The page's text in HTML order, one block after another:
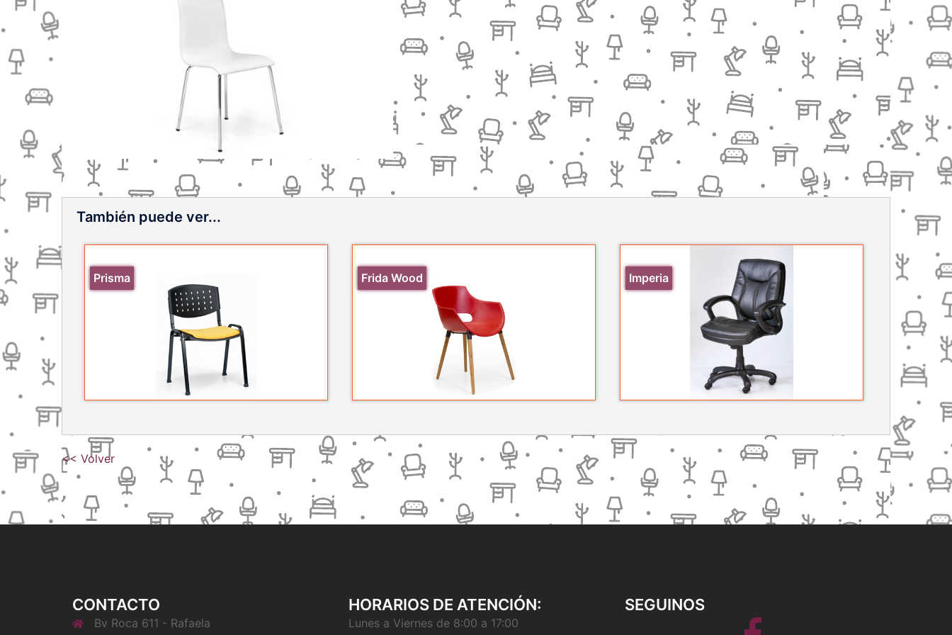
También puede ver...
Prisma Frida Wood Imperia
<< Volver
CONTACTO
Bv Roca 611 - Rafaela
HORARIOS DE ATENCIÓN:
Lunes a Viernes de 8:00 a 17:00
SEGUINOS